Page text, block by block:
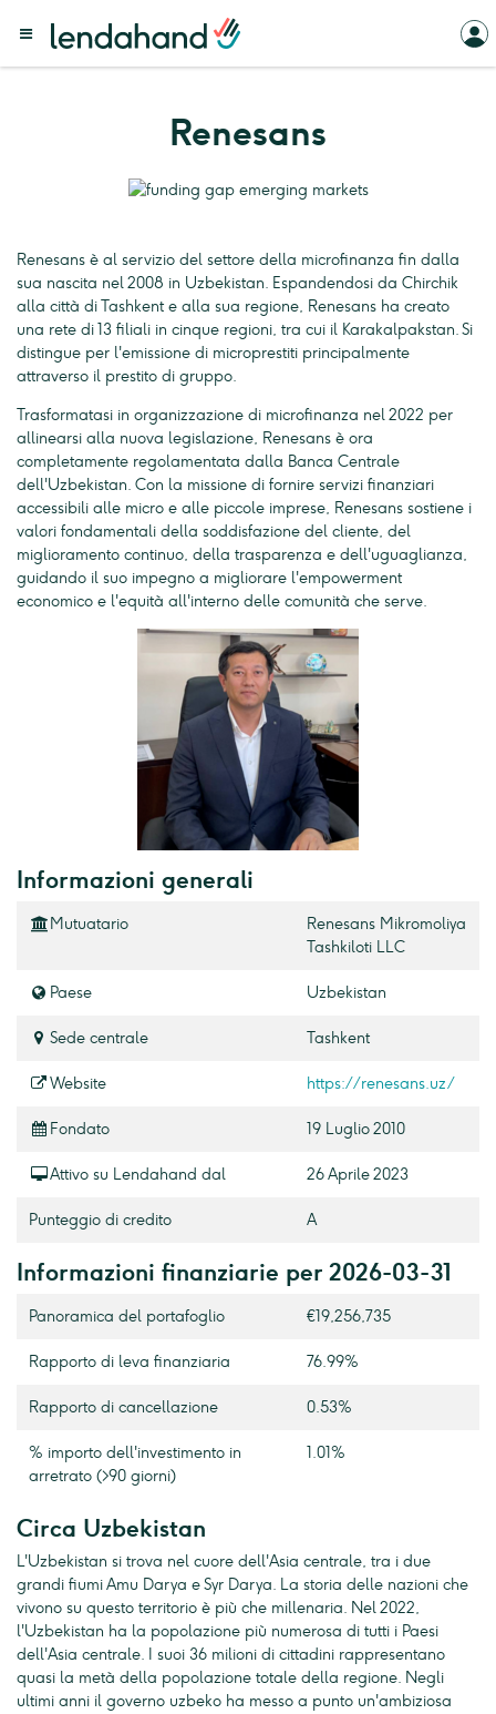
Renesans
Renesans è al servizio del settore della microfinanza fin dalla
sua nascita nel 2008 in Uzbekistan. Espandendosi da Chirchik
alla città di Tashkent e alla sua regione, Renesans ha creato
una rete di 13 filiali in cinque regioni, tra cui il Karakalpakstan. Si
distingue per l'emissione di microprestiti principalmente
attraverso il prestito di gruppo.
Trasformatasi in organizzazione di microfinanza nel 2022 per
allinearsi alla nuova legislazione, Renesans è ora
completamente regolamentata dalla Banca Centrale
dell'Uzbekistan. Con la missione di fornire servizi finanziari
accessibili alle micro e alle piccole imprese, Renesans sostiene i
valori fondamentali della soddisfazione del cliente, del
miglioramento continuo, della trasparenza e dell'uguaglianza,
guidando il suo impegno a migliorare l'empowerment
economico e l'equità all'interno delle comunità che serve.
Informazioni generali
Mutuatario
Renesans Mikromoliya
Tashkiloti LLC
Paese Uzbekistan
Sede centrale Tashkent
Website https://renesans.uz/
Fondato 19 Luglio 2010
Attivo su Lendahand dal 26 Aprile 2023
Punteggio di credito A
Informazioni finanziarie per 2026-03-31
Panoramica del portafoglio €19,256,735
Rapporto di leva finanziaria 76.99%
Rapporto di cancellazione 0.53%
% importo dell'investimento in
arretrato (>90 giorni)
1.01%
Circa Uzbekistan
L'Uzbekistan si trova nel cuore dell'Asia centrale, tra i due
grandi fiumi Amu Darya e Syr Darya. La storia delle nazioni che
vivono su questo territorio è più che millenaria. Nel 2022,
l'Uzbekistan ha la popolazione più numerosa di tutti i Paesi
dell'Asia centrale. I suoi 36 milioni di cittadini rappresentano
quasi la metà della popolazione totale della regione. Negli
ultimi anni il governo uzbeko ha messo a punto un'ambiziosa